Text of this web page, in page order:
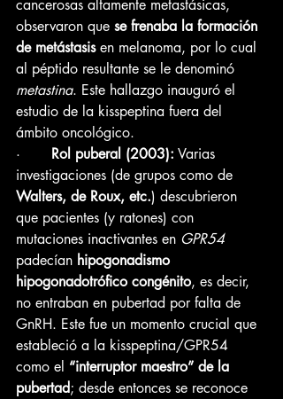
cancerosas altamente metastásicas,
observaron que se frenaba la formación
de metástasis en melanoma, por lo cual
al péptido resultante se le denominó
metastina. Este hallazgo inauguró el
estudio de la kisspeptina fuera del
ámbito oncológico.
· Rol puberal (2003): Varias
investigaciones (de grupos como de
Walters, de Roux, etc.) descubrieron
que pacientes (y ratones) con
mutaciones inactivantes en GPR54
padecían hipogonadismo
hipogonadotrófico congénito, es decir,
no entraban en pubertad por falta de
GnRH. Este fue un momento crucial que
estableció a la kisspeptina/GPR54
como el “interruptor maestro” de la
pubertad; desde entonces se reconoce